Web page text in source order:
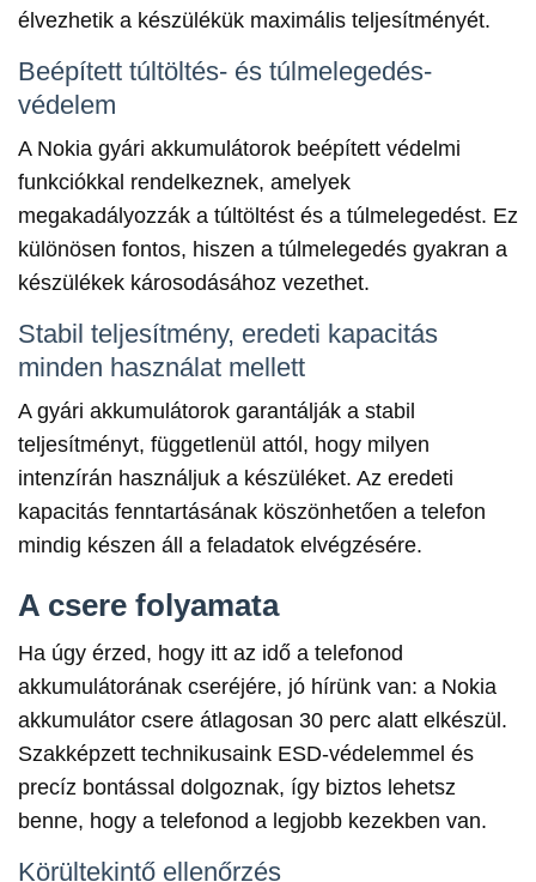
élvezhetik a készülékük maximális teljesítményét.
Beépített túltöltés- és túlmelegedés-
védelem
A Nokia gyári akkumulátorok beépített védelmi
funkciókkal rendelkeznek, amelyek
megakadályozzák a túltöltést és a túlmelegedést. Ez
különösen fontos, hiszen a túlmelegedés gyakran a
készülékek károsodásához vezethet.
Stabil teljesítmény, eredeti kapacitás
minden használat mellett
A gyári akkumulátorok garantálják a stabil
teljesítményt, függetlenül attól, hogy milyen
intenzírán használjuk a készüléket. Az eredeti
kapacitás fenntartásának köszönhetően a telefon
mindig készen áll a feladatok elvégzésére.
A csere folyamata
Ha úgy érzed, hogy itt az idő a telefonod
akkumulátorának cseréjére, jó hírünk van: a Nokia
akkumulátor csere átlagosan 30 perc alatt elkészül.
Szakképzett technikusaink ESD-védelemmel és
precíz bontással dolgoznak, így biztos lehetsz
benne, hogy a telefonod a legjobb kezekben van.
Körültekintő ellenőrzés